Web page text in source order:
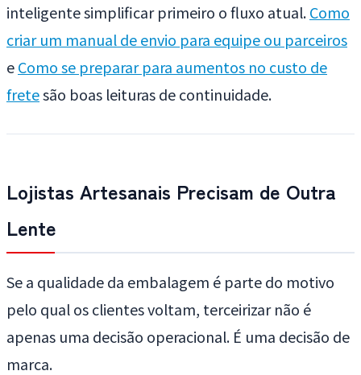
inteligente simplificar primeiro o fluxo atual.Como
criar um manual de envio para equipe ou parceiros
eComo se preparar para aumentos no custo de
fretesão boas leituras de continuidade.
Lojistas Artesanais Precisam de Outra
Lente
Se a qualidade da embalagem é parte do motivo
pelo qual os clientes voltam, terceirizar não é
apenas uma decisão operacional. É uma decisão de
marca.